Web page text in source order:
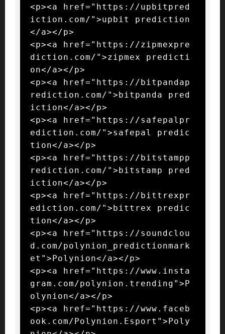
<p><a href="https://upbitpred
iction.com/">upbit prediction
</a></p>
<p><a href="https://zipmexpre
diction.com/">zipmex predicti
on</a></p>
<p><a href="https://bitpandap
rediction.com/">bitpanda pred
iction</a></p>
<p><a href="https://safepalpr
ediction.com/">safepal predic
tion</a></p>
<p><a href="https://bitstampp
rediction.com/">bitstamp pred
iction</a></p>
<p><a href="https://bittrexpr
ediction.com/">bittrex predic
tion</a></p>
<p><a href="https://soundclou
d.com/polynion_predictionmark
et">Polynion</a></p>
<p><a href="https://www.insta
gram.com/polynion.trending">P
olynion</a></p>
<p><a href="https://www.faceb
ook.com/Polynion.Esport">Poly